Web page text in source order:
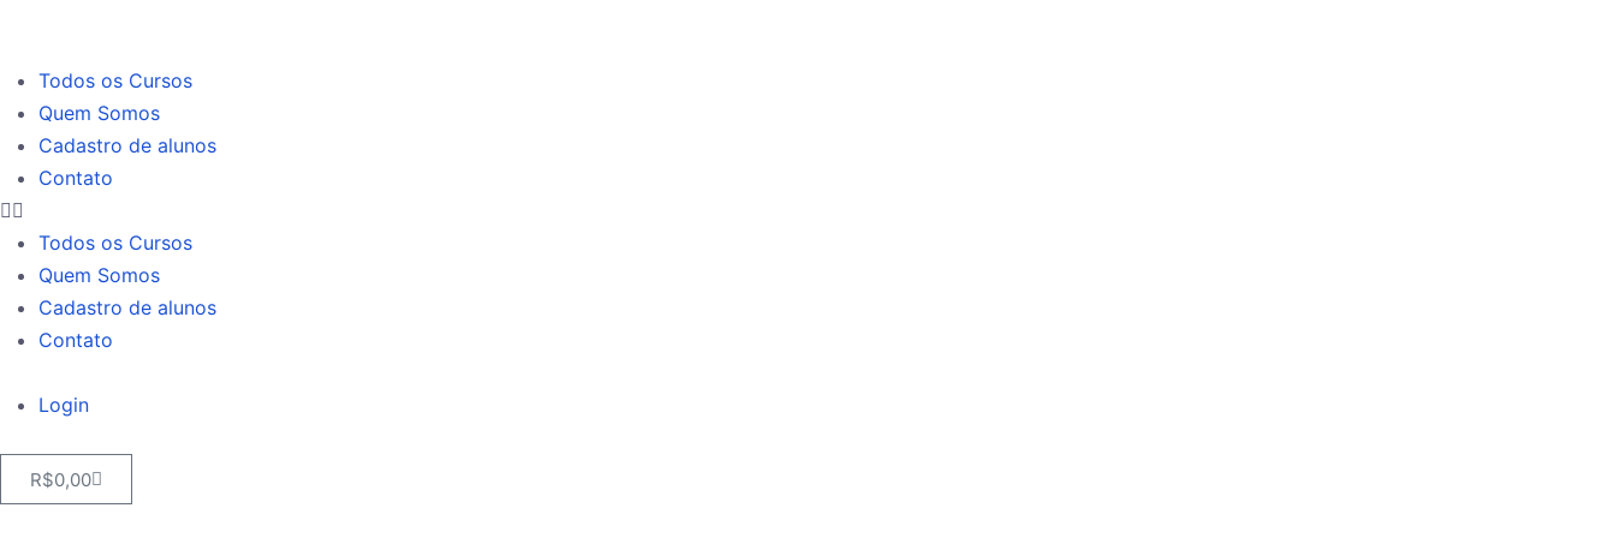
Todos os Cursos
Quem Somos
Cadastro de alunos
Contato
Todos os Cursos
Quem Somos
Cadastro de alunos
Contato
Login
R$0,00